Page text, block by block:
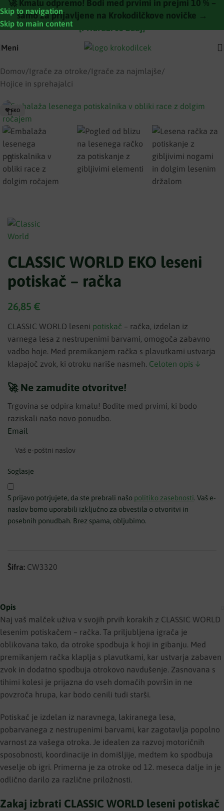
Skip to navigation
Skip to main content
🚀 Kmalu odpremo! Bodi med prvimi in prejmi 10 % –
samo za prijavljene na Krokodilčkove novičke →
[Pridruži se zdaj]
Meni
Domov/Igrače za otroke/Igrače za najmlajše/
Hojice in sprehajalci
💚 EKO
CLASSIC WORLD EKO leseni
potiskač – račka
26,85 €
CLASSIC WORLD leseni potiskač – račka, izdelan iz
varnega lesa z nestrupenimi barvami, omogoča zabavno
vadbo hoje. Med premikanjem račka s plavutkami ustvarja
klapajoč zvok, ki otroku nariše nasmeh. Celoten opis ↓
🚀 Ne zamudite otvoritve!
Trgovina se odpira kmalu! Bodite med prvimi, ki bodo
raziskali našo novo ponudbo.
Email
Soglasje
S prijavo potrjujete, da ste prebrali našo politiko zasebnosti. Vaš e-
naslov bomo uporabili izključno za obvestila o otvoritvi in
posebnih ponudbah. Brez spama, obljubimo.
Šifra: CW3320
Opis
Naj vaš malček uživa v svojih prvih korakih z CLASSIC WORLD
lesenim potiskačem – račka. Ta priljubljena igrača je
oblikovana tako, da otroke spodbuja k hoji in gibanju. Med
premikanjem račka klaplja s plavutkami, kar ustvarja zabaven
zvok in dodatno spodbuja otrokovo navdušenje. Zasnovana s
tihimi kolesi je prijazna do vseh domačih površin in ne
povzroča hrupa, kar bodo cenili tudi starši.
Potiskač je izdelan iz naravnega, lakiranega lesa,
pobarvanega z nestrupenimi barvami, kar zagotavlja popolno
varnost za vašega otroka. Je idealen za razvoj motoričnih
sposobnosti, koordinacije in domišljije, medtem ko spodbuja
veselje ob igri. Primerna je za otroke od 12. meseca dalje in je
odlično darilo za različne priložnosti.
Zakaj izbrati CLASSIC WORLD leseni potiskač